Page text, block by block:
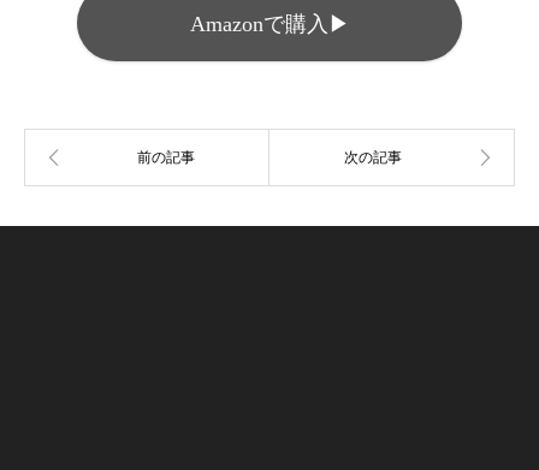
Amazonで購入▶︎